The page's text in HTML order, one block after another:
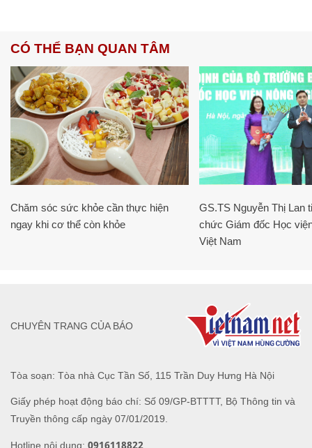
CÓ THỂ BẠN QUAN TÂM
Chăm sóc sức khỏe cần thực hiện
ngay khi cơ thể còn khỏe
GS.TS Nguyễn Thị Lan
chức Giám đốc Học
Việt Nam
Tòa soạn: Tòa nhà Cục Tần Số, 115 Trần Duy Hưng Hà Nội
Giấy phép hoạt động báo chí: Số 09/GP-BTTTT, Bộ Thông tin và
Truyền thông cấp ngày 07/01/2019.
Hotline nội dung: 0916118822
CHUYÊN TRANG CỦA BÁO